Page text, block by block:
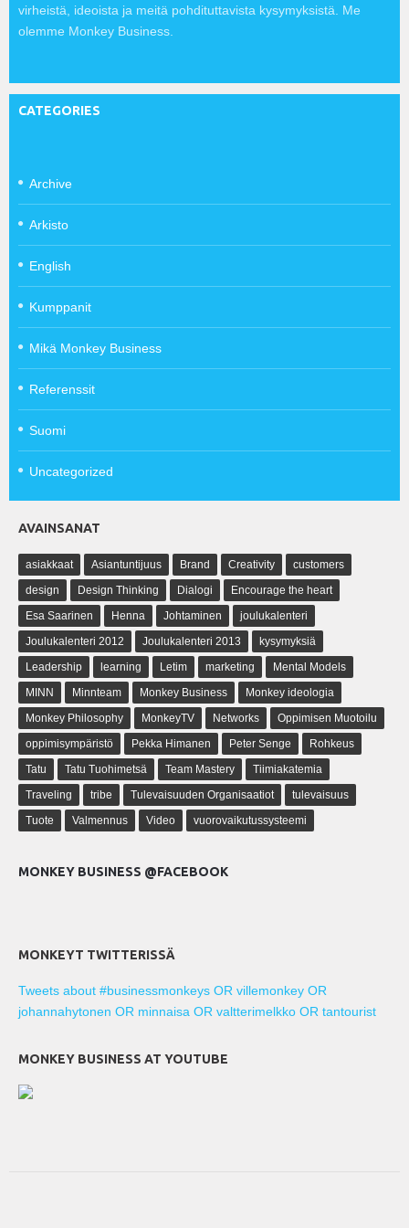
virheistä, ideoista ja meitä pohdituttavista kysymyksistä. Me
olemme Monkey Business.
CATEGORIES
Archive
Arkisto
English
Kumppanit
Mikä Monkey Business
Referenssit
Suomi
Uncategorized
AVAINSANAT
asiakkaat Asiantuntijuus Brand Creativity
customers
design
Design Thinking Dialogi
Encourage the heart
Esa Saarinen
Henna Johtaminen
joulukalenteri
Joulukalenteri 2012
Joulukalenteri 2013
kysymyksiä
Leadership
learning Letim marketing
Mental Models
MINN
Minnteam Monkey Business
Monkey ideologia
Monkey Philosophy
MonkeyTV Networks
Oppimisen Muotoilu
oppimisympäristö
Pekka Himanen Peter Senge
Rohkeus
Tatu
Tatu Tuohimetsä Team Mastery
Tiimiakatemia
Traveling
tribe Tulevaisuuden Organisaatiot
tulevaisuus
Tuote
Valmennus Video vuorovaikutussysteemi
MONKEY BUSINESS @FACEBOOK
MONKEYT TWITTERISSÄ
Tweets about #businessmonkeys OR villemonkey OR
johannahytonen OR minnaisa OR valtterimelkko OR tantourist
MONKEY BUSINESS AT YOUTUBE